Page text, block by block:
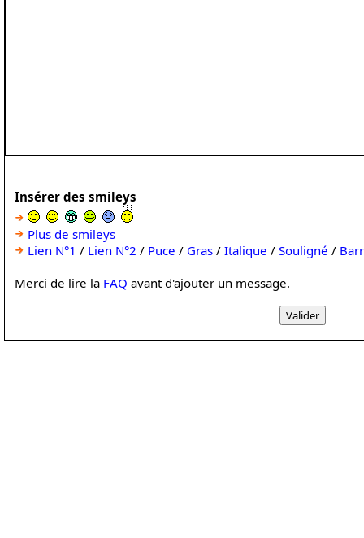
Insérer des smileys
Plus de smileys
Lien N°1 / Lien N°2 / Puce / Gras / Italique / Souligné /
Merci de lire la FAQ avant d'ajouter un message.